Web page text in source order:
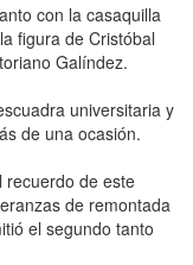
con la casaquilla
figura de Cristóbal
Galíndez.
universitaria y
de una ocasión.
recuerdo de este
de remontada
el segundo tanto